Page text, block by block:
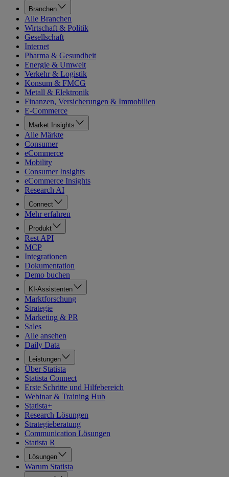
Branchen
Alle Branchen
Wirtschaft & Politik
Gesellschaft
Internet
Pharma & Gesundheit
Energie & Umwelt
Verkehr & Logistik
Konsum & FMCG
Metall & Elektronik
Finanzen, Versicherungen & Immobilien
E-Commerce
Market Insights
Alle Märkte
Consumer
eCommerce
Mobility
Consumer Insights
eCommerce Insights
Research AI
Connect
Mehr erfahren
Produkt
Rest API
MCP
Integrationen
Dokumentation
Demo buchen
KI-Assistenten
Marktforschung
Strategie
Marketing & PR
Sales
Alle ansehen
Daily Data
Leistungen
Über Statista
Statista Connect
Erste Schritte und Hilfebereich
Webinar & Training Hub
Statista+
Research Lösungen
Strategieberatung
Communication Lösungen
Statista R
Lösungen
Warum Statista